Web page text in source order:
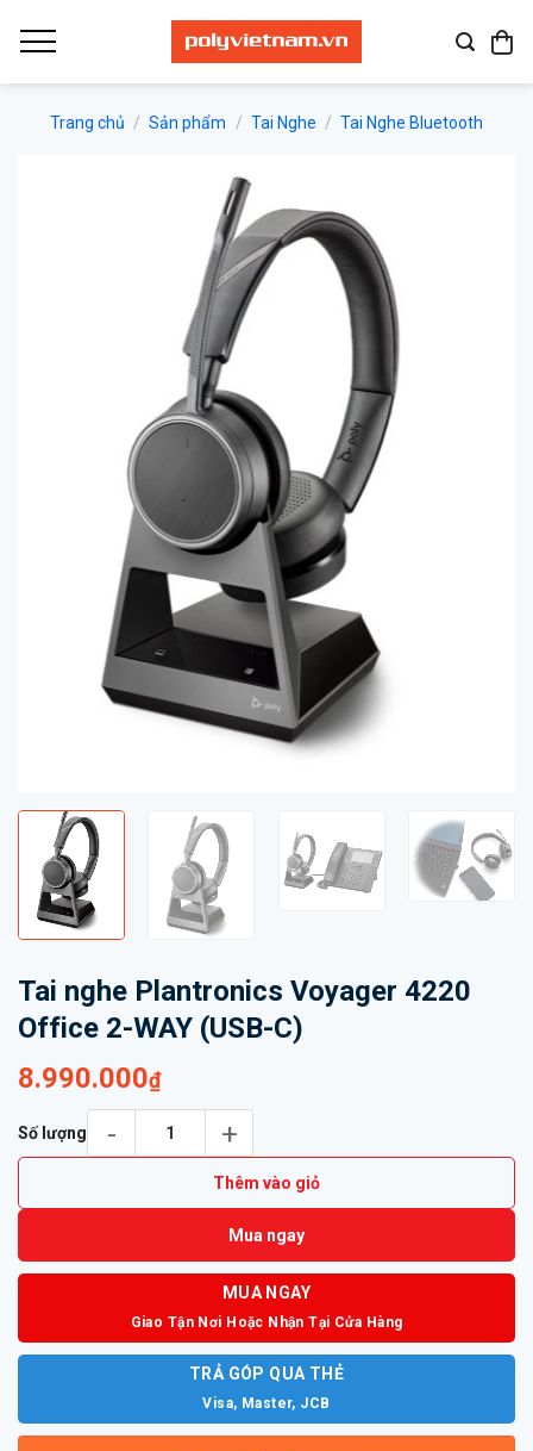
qua
Trang chủ / Sản phẩm / Tai Nghe / Tai Nghe Bluetooth
Tai nghe Plantronics Voyager 4220
Office 2-WAY (USB-C)
8.990.000₫
Số lượng
Thêm vào giỏ
Mua ngay
MUA NGAY
Giao Tận Nơi Hoặc Nhận Tại Cửa Hàng
TRẢ GÓP QUA THẺ
Visa, Master, JCB